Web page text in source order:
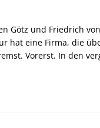
Götz und Friedrich
hat eine Firma, die
Vorerst. In den